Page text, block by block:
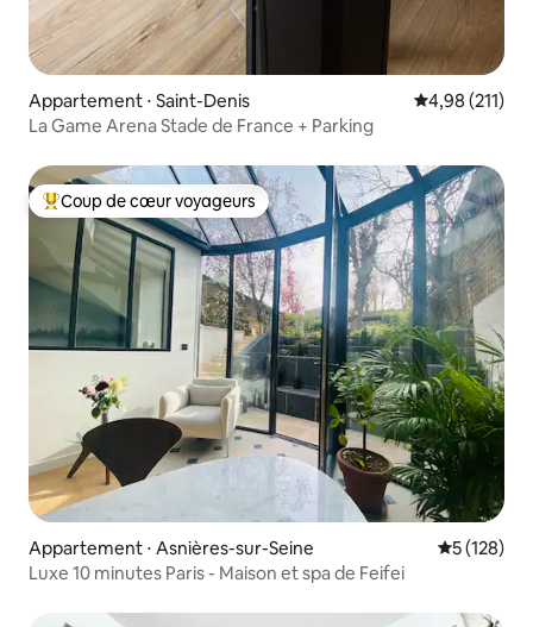
Appartement ⋅ Saint-Denis Évaluation
4,98 (211)
La Game Arena Stade de France + Parking
Coups de cœur voyageurs les plus appréciés
Coup de cœur voyageurs
Appartement ⋅ Asnières-sur-Seine Évaluation
5 (128)
Luxe 10 minutes Paris - Maison et spa de Feifei